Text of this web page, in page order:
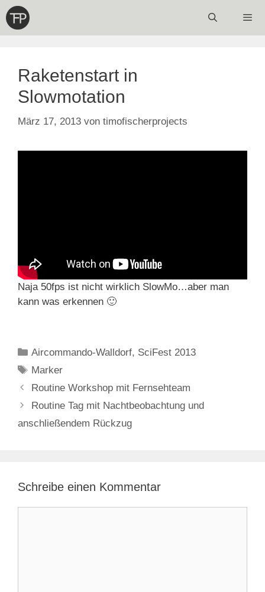
Zum
Inhalt
springen
Raketenstart in
Slowmotation
März 17, 2013 von timofischerprojects
Naja 50fps ist nicht wirklich SlowMo…aber man
kann was erkennen 🙂
Kategorien
Aircommando-Walldorf, SciFest 2013
Schlagwörter
Marker
Routine Workshop mit Fernsehteam
Routine Tag mit Nachtbeobachtung und
anschließendem Rückzug
Schreibe einen Kommentar